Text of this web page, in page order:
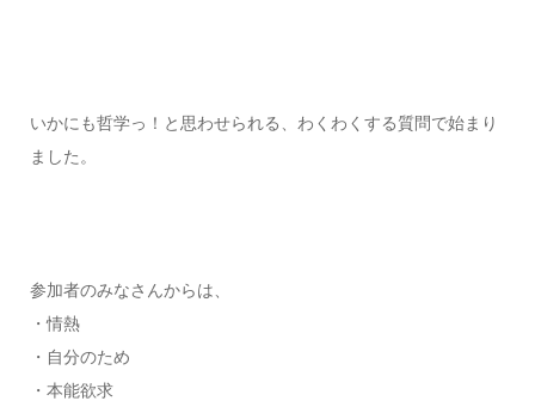
いかにも哲学っ！と思わせられる、わくわくする質問で始まり
ました。
参加者のみなさんからは、
・情熱
・自分のため
・本能欲求